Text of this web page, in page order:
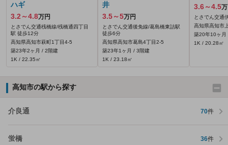
ハギ
3.2～4.8万円
とさでん交通桟橋線/桟橋通四丁目
駅 徒歩12分
高知県高知市萩町1丁目4-5
築23年2ヶ月 / 2階建
1K / 22.35㎡
井
3.5～5万円
とさでん交通後免線/葛島橋東詰駅
徒歩6分
高知県高知市葛島4丁目2-5
築23年1ヶ月 / 3階建
1K / 23.18㎡
3.6～4.5
とさでん交通
高知県高知市
築20年10ヶ月
1K / 20.28㎡
高知市の駅から探す
介良通 70件
蛍橋 36件